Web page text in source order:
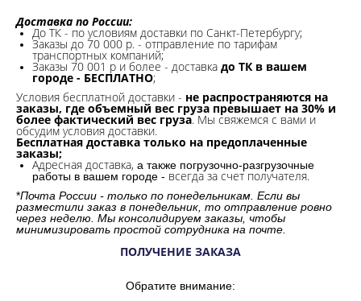
Доставка по России:
До ТК - по условиям доставки по Санкт-Петербургу;
Заказы до 70 000 р. - отправление по тарифам
транспортных компаний;
Заказы 70 001 р и более - доставка до ТК в вашем
городе - БЕСПЛАТНО;
Условия бесплатной доставки - не распространяются на
заказы, где объемный вес груза превышает на 30% и
более фактический вес груза. Мы свяжемся с вами и
обсудим условия доставки.
Бесплатная доставка только на предоплаченные
заказы;
Адресная доставка, а также погрузочно-разгрузочные
работы в вашем городе - всегда за счет получателя.
*Почта России - только по понедельникам. Если вы
разместили заказ в понедельник, то отправление ровно
через неделю. Мы консолидируем заказы, чтобы
минимизировать простой сотрудника на почте.
ПОЛУЧЕНИЕ ЗАКАЗА
Обратите внимание: